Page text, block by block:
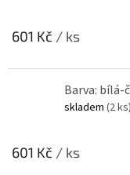
601 Kč / ks
Barva: bílá-
skladem (2 ks)
601 Kč / ks